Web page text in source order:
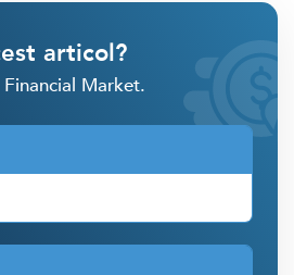
articol?
Market.